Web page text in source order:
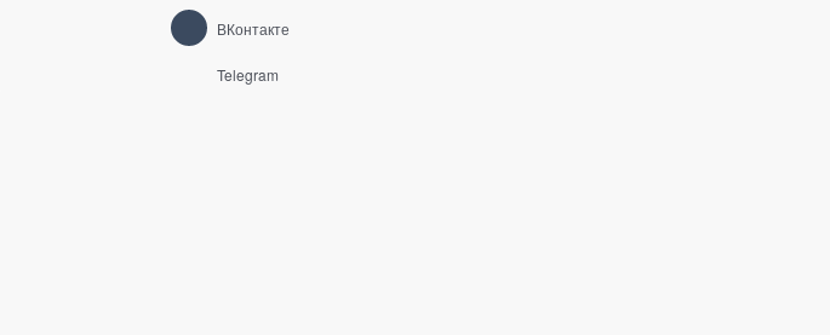
ВКонтакте
Telegram